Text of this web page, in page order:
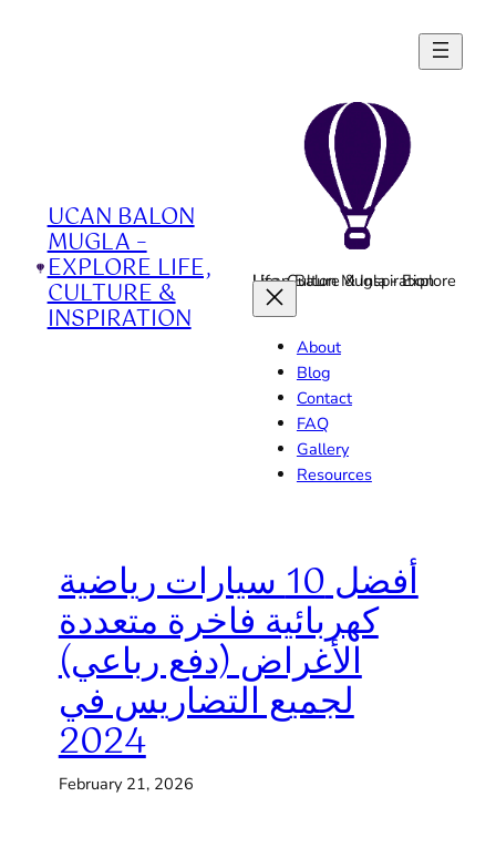
UCAN BALON
MUGLA –
EXPLORE LIFE,
CULTURE &
INSPIRATION
Ucan Balon Mugla - Explore Life, Culture & Inspiration
About
Blog
Contact
FAQ
Gallery
Resources
أفضل 10 سيارات رياضية
كهربائية فاخرة متعددة
الأغراض (دفع رباعي)
لجميع التضاريس في
2024
February 21, 2026